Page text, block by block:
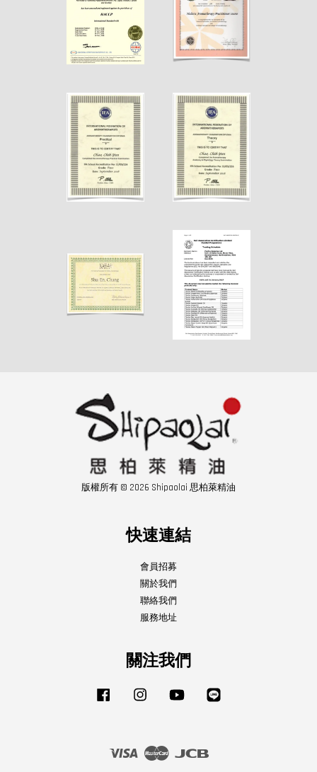
版權所有 © 2026 Shipaolai 思柏萊精油
快速連結
會員招募
關於我們
聯絡我們
服務地址
關注我們
Facebook Instagram YouTube
Visa Master